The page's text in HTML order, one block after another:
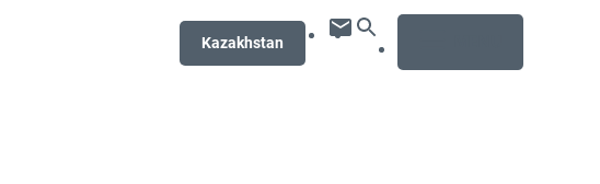
Kazakhstan